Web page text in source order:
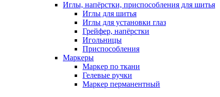
Иглы, напёрстки, приспособления для шитья
Иглы для шитья
Иглы для установки глаз
Грейфер, напёрстки
Игольницы
Приспособления
Маркеры
Маркер по ткани
Гелевые ручки
Маркер перманентный